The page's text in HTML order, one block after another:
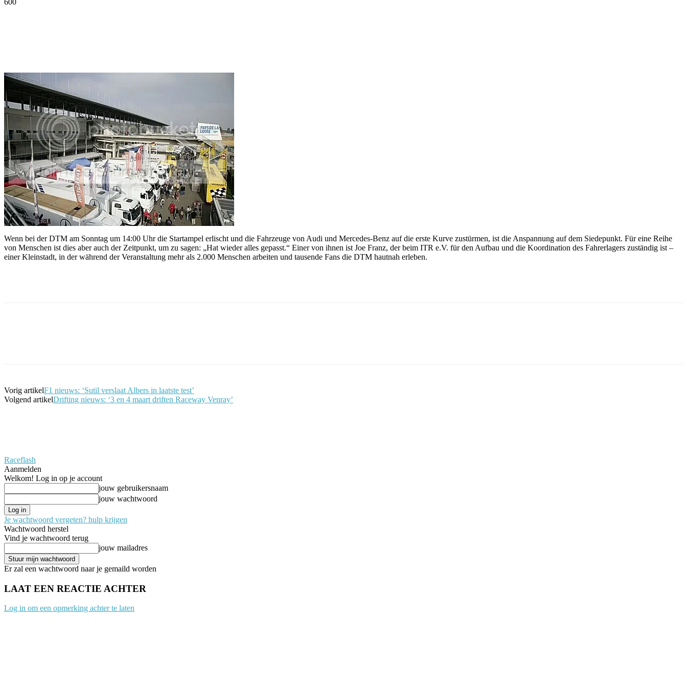
Wenn bei der DTM am Sonntag um 14:00 Uhr die Startampel erlischt und die Fahrzeuge von Audi und Mercedes-Benz auf die erste Kurve zustürmen, ist die Anspannung auf dem Siedepunkt. Für eine Reihe
von Menschen ist dies aber auch der Zeitpunkt, um zu sagen: „Hat wieder alles gepasst.“ Einer von ihnen ist Joe Franz, der beim ITR e.V. für den Aufbau und die Koordination des Fahrerlagers zuständig ist –
einer Kleinstadt, in der während der Veranstaltung mehr als 2.000 Menschen arbeiten und tausende Fans die DTM hautnah erleben.
Vorig artikelF1 nieuws: ‘Sutil verslaat Albers in laatste test’
Volgend artikelDrifting nieuws: ‘3 en 4 maart driften Raceway Venray’
Raceflash
Aanmelden
Welkom! Log in op je account
jouw gebruikersnaam
jouw wachtwoord
Je wachtwoord vergeten? hulp krijgen
Wachtwoord herstel
Vind je wachtwoord terug
jouw mailadres
Er zal een wachtwoord naar je gemaild worden
LAAT EEN REACTIE ACHTER
Log in om een opmerking achter te laten